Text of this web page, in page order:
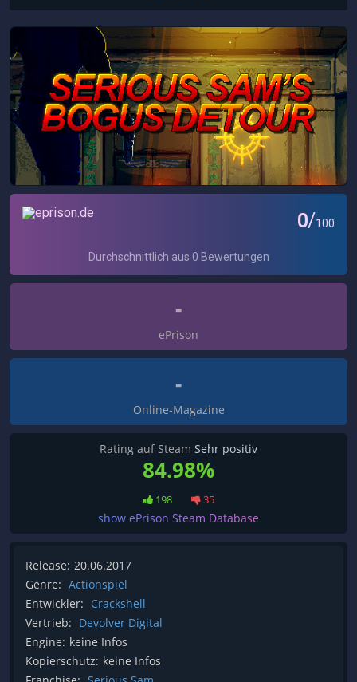
-
ePrison
-
Online-Magazine
Rating auf Steam Sehr positiv
84.98%
198 35
show ePrison Steam Database
Release: 20.06.2017
Genre: Actionspiel
Entwickler: Crackshell
Vertrieb: Devolver Digital
Engine: keine Infos
Kopierschutz: keine Infos